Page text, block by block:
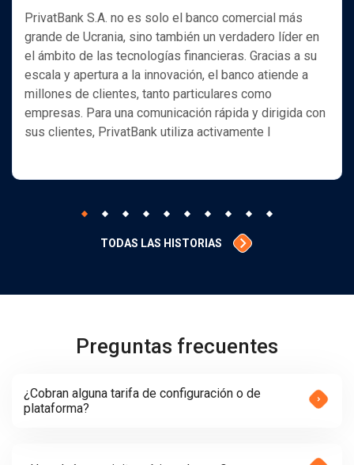
PrivatBank S.A. no es solo el banco comercial más
grande de Ucrania, sino también un verdadero líder en
el ámbito de las tecnologías financieras. Gracias a su
escala y apertura a la innovación, el banco atiende a
millones de clientes, tanto particulares como
empresas. Para una comunicación rápida y dirigida con
sus clientes, PrivatBank utiliza activamente l
TODAS LAS HISTORIAS
Preguntas frecuentes
¿Cobran alguna tarifa de configuración o de
plataforma?